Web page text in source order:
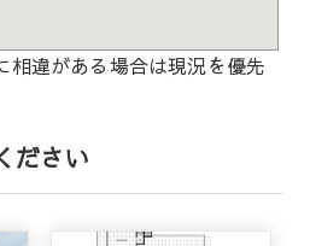
違がある場合は現況を優先
ださい